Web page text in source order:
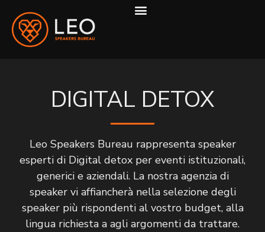
DIGITAL DETOX
Leo Speakers Bureau rappresenta speaker
esperti di Digital detox per eventi istituzionali,
generici e aziendali. La nostra agenzia di
speaker vi affiancherà nella selezione degli
speaker più rispondenti al vostro budget, alla
lingua richiesta a agli argomenti da trattare.